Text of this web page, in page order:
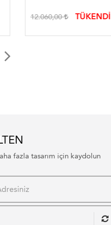
12.060,00 TÜKENDİ
fazla tasarım için kaydolun